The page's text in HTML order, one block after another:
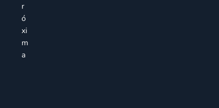
r
ó
xi
m
a